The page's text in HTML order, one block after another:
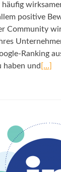
häufig
positive
Community
Ranking
haben und […]